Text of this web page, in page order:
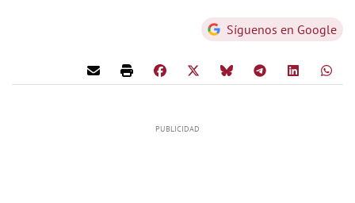
Síguenos en Google